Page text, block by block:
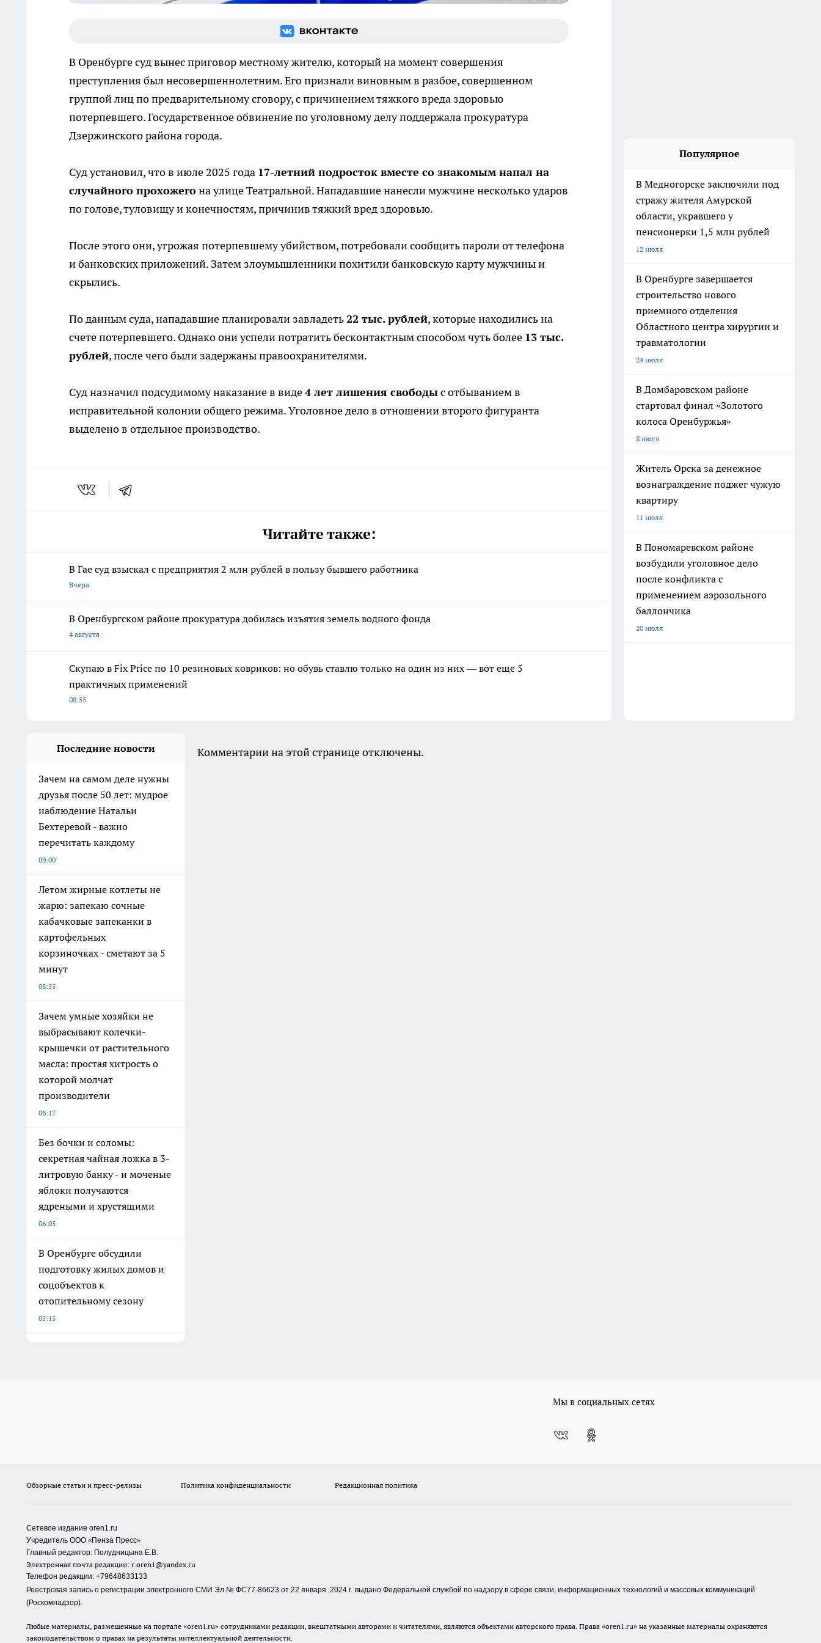
В Оренбурге суд вынес приговор местному жителю, который на момент совершения
преступления был несовершеннолетним. Его признали виновным в разбое, совершенном
группой лиц по предварительному сговору, с причинением тяжкого вреда здоровью
потерпевшего. Государственное обвинение по уголовному делу поддержала прокуратура
Дзержинского района города.
Суд установил, что в июле 2025 года 17-летний подросток вместе со знакомым напал на
случайного прохожегона улице Театральной. Нападавшие нанесли мужчине несколько ударов
по голове, туловищу и конечностям, причинив тяжкий вред здоровью.
После этого они, угрожая потерпевшему убийством, потребовали сообщить пароли от телефона
и банковских приложений. Затем злоумышленники похитили банковскую карту мужчины и
скрылись.
По данным суда, нападавшие планировали завладеть22 тыс. рублей, которые находились на
счете потерпевшего. Однако они успели потратить бесконтактным способом чуть более 13 тыс.
рублей, после чего были задержаны правоохранителями.
Суд назначил подсудимому наказание в виде4 лет лишения свободыс отбыванием в
исправительной колонии общего режима. Уголовное дело в отношении второго фигуранта
выделено в отдельное производство.
Читайте также:
В Гае суд взыскал с предприятия 2 млн рублей в пользу бывшего работника
Вчера
В Оренбургском районе прокуратура добилась изъятия земель водного фонда
4 августа
Скупаю в Fix Price по 10 резиновых ковриков: но обувь ставлю только на один из них — вот еще 5
практичных применений
08:55
Популярное
В Медногорске заключили под
стражу жителя Амурской
области, укравшего у
пенсионерки 1,5 млн рублей
12 июля
В Оренбурге завершается
строительство нового
приемного отделения
Областного центра хирургии и
травматологии
24 июля
В Домбаровском районе
стартовал финал «Золотого
колоса Оренбуржья»
8 июля
Житель Орска за денежное
вознаграждение поджег чужую
квартиру
11 июля
В Пономаревском районе
возбудили уголовное дело
после конфликта с
применением аэрозольного
баллончика
20 июля
Последние новости
Зачем на самом деле нужны
друзья после 50 лет: мудрое
наблюдение Натальи
Бехтеревой - важно
перечитать каждому
09:00
Летом жирные котлеты не
жарю: запекаю сочные
кабачковые запеканки в
картофельных
корзиночках - сметают за 5
минут
08:55
Зачем умные хозяйки не
выбрасывают колечки-
крышечки от растительного
масла: простая хитрость о
которой молчат
производители
06:17
Без бочки и соломы:
секретная чайная ложка в 3-
литровую банку - и моченые
яблоки получаются
ядреными и хрустящими
06:05
В Оренбурге обсудили
подготовку жилых домов и
соцобъектов к
отопительному сезону
05:15
Комментарии на этой странице отключены.
Мы в социальных сетях
Обзорные статьи и пресс-релизы Политика конфиденциальности Редакционная политика
Сетевое издание oren1.ru
Учредитель ООО «Пенза Пресс»
Главный редактор: Полудницына Е.В.
Электронная почта редакции: r.oren1@yandex.ru
Телефон редакции: +79648633133
Реестровая запись о регистрации электронного СМИ Эл.№ ФС77-86623 от 22 января 2024 г. выдано Федеральной службой по надзору в сфере связи, информационных технологий и массовых коммуникаций
(Роскомнадзор).
Любые материалы, размещенные на портале «oren1.ru» сотрудниками редакции, внештатными авторами и читателями, являются объектами авторского права. Права «oren1.ru» на указанные материалы охраняются
законодательством о правах на результаты интеллектуальной деятельности.